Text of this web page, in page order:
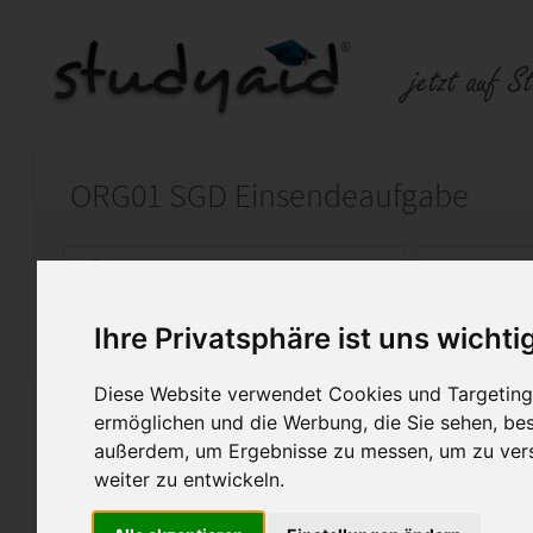
Ihre Privatsphäre ist uns
Diese Website verwendet Cookies und
ermöglichen und die Werbung, die Sie sehen,
außerdem, um Ergebnisse zu messen, um zu
weiter zu entwickeln.
ORG01 SGD Einsendeaufgabe
Auf StudyAid.de verkaufen
Startseite Wirtschaft
Organisation - Grundlagen
Vollständige Lösung mit
Feedbackbogen des